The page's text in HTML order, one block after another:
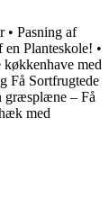
• Pasning af
en Planteskole! •
køkkenhave med
Få Sortfrugtede
græsplæne – Få
med